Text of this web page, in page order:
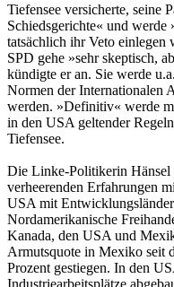
Tiefensee versicherte, seine
Schiedsgerichte« und werde
tatsächlich ihr Veto einlegen
SPD gehe »sehr skeptisch,
kündigte er an. Sie werde
Normen der Internationalen
werden. »Definitiv« werde
in den USA geltender
Tiefensee.
Die Linke-Politikerin Hänsel
verheerenden Erfahrungen
USA mit
Nordamerikanische
Kanada, den USA und
Armutsquote in Mexiko seit
Prozent gestiegen. In den
Industriearbeitsplätze